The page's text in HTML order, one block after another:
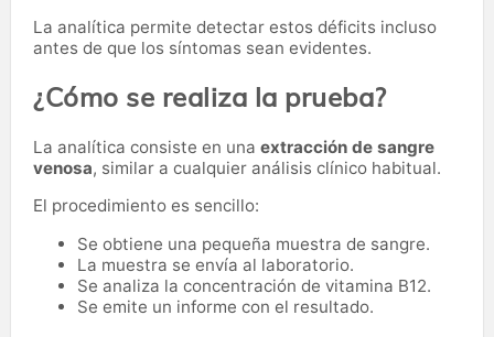
La analítica permite detectar estos déficits incluso
antes de que los síntomas sean evidentes.
¿Cómo se realiza la prueba?
La analítica consiste en una extracción de sangre
venosa, similar a cualquier análisis clínico habitual.
El procedimiento es sencillo:
Se obtiene una pequeña muestra de sangre.
La muestra se envía al laboratorio.
Se analiza la concentración de vitamina B12.
Se emite un informe con el resultado.